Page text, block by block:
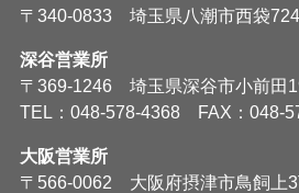
〒340-0833 埼玉県八潮市西袋
深谷営業所
〒369-1246 埼玉県深谷市小前田
TEL：048-578-4368 FAX：048-
大阪営業所
〒566-0062 大阪府摂津市鳥飼上